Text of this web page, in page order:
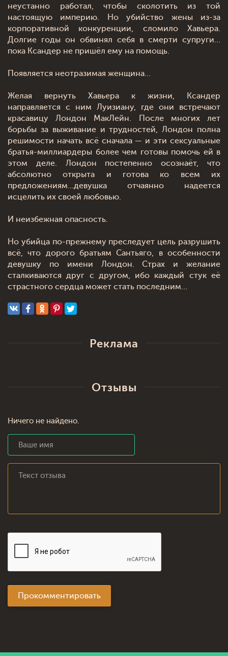
неустанно работал, чтобы сколотить из той
настоящую империю. Но убийство жены из-за
корпоративной конкуренции, сломило Хавьера.
Долгие годы он обвинял себя в смерти супруги…
пока Ксандер не пришёл ему на помощь.
Появляется неотразимая женщина…
Желая вернуть Хавьера к жизни, Ксандер
направляется с ним Луизиану, где они встречают
красавицу Лондон МакЛейн. После многих лет
борьбы за выживание и трудностей, Лондон полна
решимости начать всё сначала — и эти сексуальные
братья-миллиардеры более чем готовы помочь ей в
этом деле. Лондон постепенно осознаёт, что
абсолютно открыта и готова ко всем их
предложениям…девушка отчаянно надеется
исцелить их своей любовью.
И неизбежная опасность.
Но убийца по-прежнему преследует цель разрушить
всё, что дорого братьям Сантьяго, в особенности
девушку по имени Лондон. Страх и желание
сталкиваются друг с другом, ибо каждый стук её
страстного сердца может стать последним…
Реклама
Отзывы
Ничего не найдено.
Прокомментировать